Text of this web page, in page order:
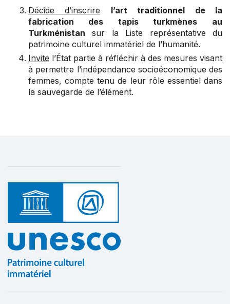
Décide d’inscrire
l’art traditionnel de la
fabrication des tapis turkmènes
au
Turkménistan sur la Liste représentative du
patrimoine culturel immatériel de l’humanité.
Invite l’État partie à réfléchir à des mesures visant
à permettre l’indépendance socioéconomique des
femmes, compte tenu de leur rôle essentiel dans
la sauvegarde de l’élément.